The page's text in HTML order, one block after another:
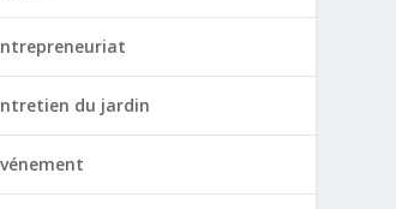
du jardin